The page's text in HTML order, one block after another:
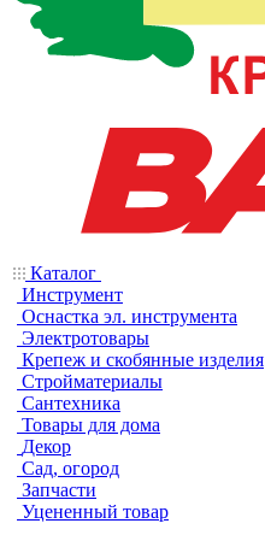
Каталог
Инструмент
Оснастка эл. инструмента
Электротовары
Крепеж и скобянные изделия
Стройматериалы
Сантехника
Товары для дома
Декор
Сад, огород
Запчасти
Уцененный товар